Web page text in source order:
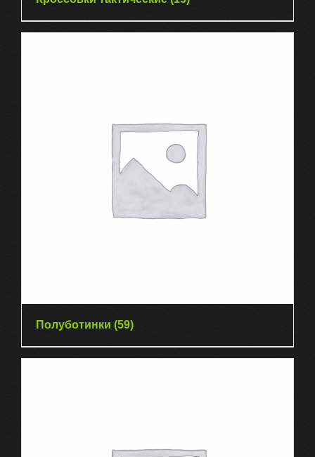
Полуботинки (59)